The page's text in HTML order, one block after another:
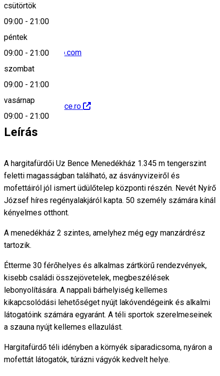
csütörtök
09:00 - 21:00
péntek
09:00 - 21:00
szombat
09:00 - 21:00
vasárnap
09:00 - 21:00
uz_bence@yahoo.com
http://www.uzbence.ro
Leírás
A hargitafürdői Uz Bence Menedékház 1.345 m tengerszint
feletti magasságban található, az ásványvizeiről és
mofettáiról jól ismert üdülőtelep központi részén. Nevét Nyírő
József híres regényalakjáról kapta. 50 személy számára kínál
kényelmes otthont.
A menedékház 2 szintes, amelyhez még egy manzárdrész
tartozik.
Étterme 30 férőhelyes és alkalmas zártkörű rendezvények,
kisebb családi összejövetelek, megbeszélések
lebonyolítására. A nappali bárhelyiség kellemes
kikapcsolódási lehetőséget nyújt lakóvendégeink és alkalmi
látogatóink számára egyaránt. A téli sportok szerelmeseinek
a szauna nyújt kellemes ellazulást.
Hargitafürdő téli idényben a környék síparadicsoma, nyáron a
mofettát látogatók, túrázni vágyók kedvelt helye.